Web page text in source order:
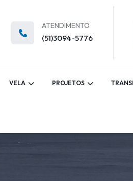
ATENDIMENTO
(51)3094-5776
VELA PROJETOS